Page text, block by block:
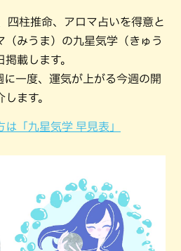
四柱推命、アロマ占いを得意と
（みうま）の九星気学（きゅう
載します。
に一度、運気が上がる今週の開
ます。
「九星気学 早見表」